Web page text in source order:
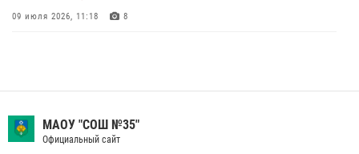
09 июля 2026, 11:18 8
В Коми росгвардейцы поздравили с юбилеем директора филиала
ВГТРК «Коми Гор» Юлию Чубову
МАОУ "СОШ №35"
Официальный сайт